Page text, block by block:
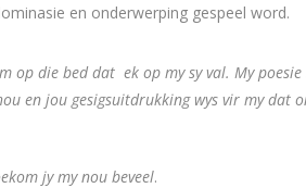
en onderwerping gespeel word.
op die bed dat ek op my sy val. My
en jou gesigsuitdrukking wys vir my dat
jy my nou beveel.